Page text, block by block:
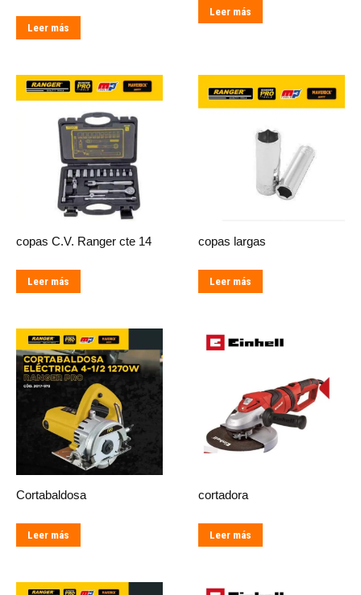
Leer más
Leer más
copas C.V. Ranger cte 14
Leer más
copas largas
Leer más
Cortabaldosa
Leer más
cortadora
Leer más